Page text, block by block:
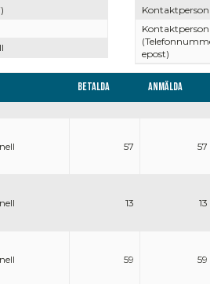
Kontaktperson
epost)
Betalda Anmälda
57 57
13 13
59 59